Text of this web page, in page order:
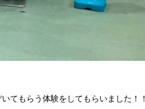
てもらう体験をしてもらいました！！